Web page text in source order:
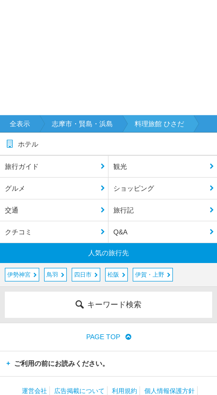
全表示 志摩市・賢島・浜島 料理旅館 ひさだ
ホテル
旅行ガイド 観光
グルメ ショッピング
交通 旅行記
クチコミ Q&A
人気の旅行先
伊勢神宮 鳥羽 四日市 松阪 伊賀・上野
キーワード検索
PAGE TOP
ご利用の前にお読みください。
運営会社 広告掲載について 利用規約 個人情報保護方針